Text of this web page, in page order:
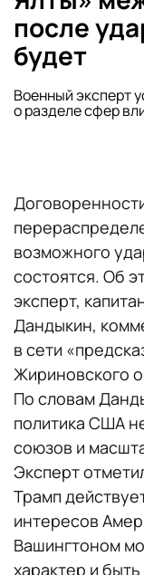
после
будет
Военный эксперт
о разделе сфер
возможного
состоятся. Об
эксперт,
Дандыкин,
в сети
Жириновского
По словам
политика США
союзов и
Эксперт
Трамп
интересов
Вашингтоном
характер и